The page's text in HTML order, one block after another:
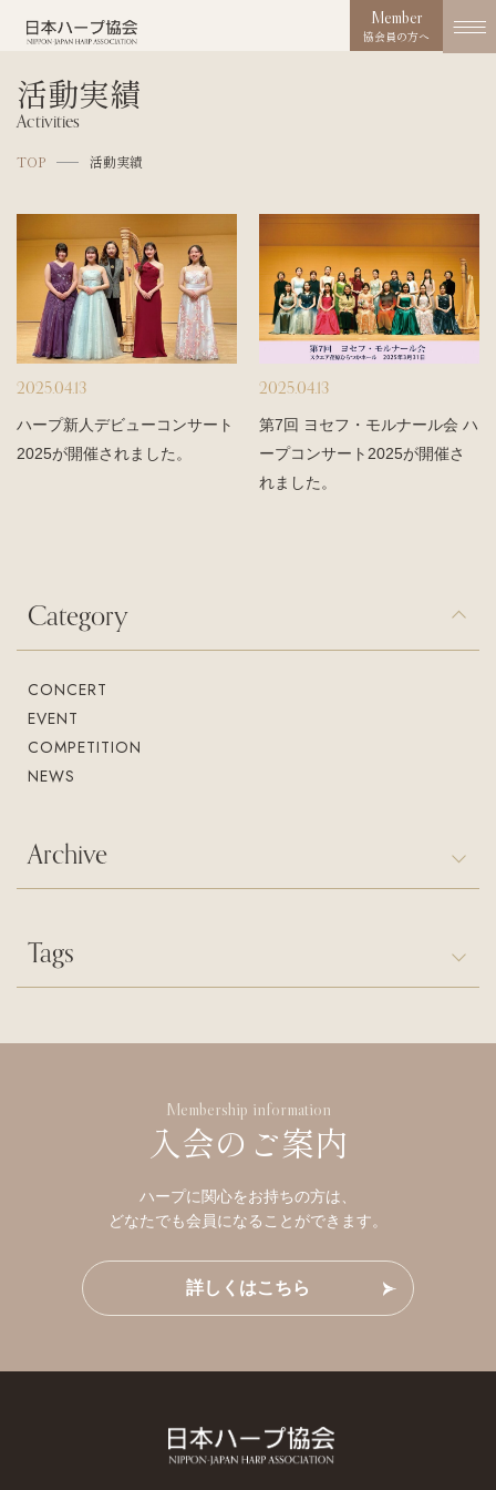
コンクール
Competition
活動実績
Activities
お知らせ
News
Member
協会員の方へ
活動実績
Activities
TOP 活動実績
2025.04.13
ハープ新人デビューコンサート
2025が開催されました。
2025.04.13
第7回 ヨセフ・モルナール会 ハ
ープコンサート2025が開催さ
れました。
Category
CONCERT
EVENT
COMPETITION
NEWS
Archive
Tags
Membership information
入会のご案内
ハープに関心をお持ちの方は、
どなたでも会員になることができます。
詳しくはこちら